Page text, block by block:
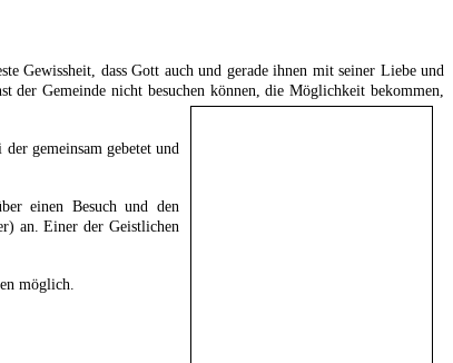
Gewissheit, dass Gott auch und gerade ihnen mit seiner Liebe und
der Gemeinde nicht besuchen können, die Möglichkeit bekommen,
gemeinsam gebetet und
einen Besuch und den
an. Einer der Geistlichen
möglich.